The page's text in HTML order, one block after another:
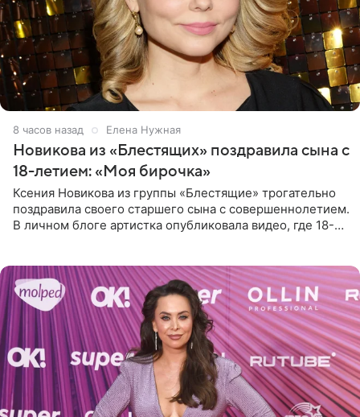
8 часов назад Елена Нужная
Новикова из «Блестящих» поздравила сына с
18-летием: «Моя бирочка»
Ксения Новикова из группы «Блестящие» трогательно
поздравила своего старшего сына с совершеннолетием.
В личном блоге артистка опубликовала видео, где 18-